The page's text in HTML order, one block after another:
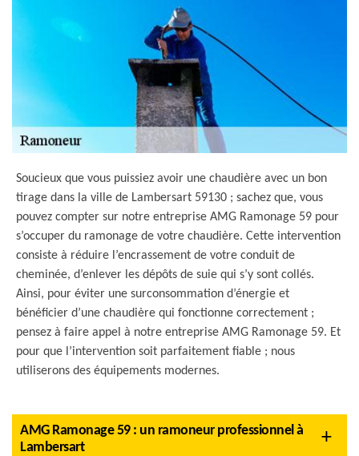
Soucieux que vous puissiez avoir une chaudière avec un bon
tirage dans la ville de Lambersart 59130 ; sachez que, vous
pouvez compter sur notre entreprise AMG Ramonage 59 pour
s’occuper du ramonage de votre chaudière. Cette intervention
consiste à réduire l’encrassement de votre conduit de
cheminée, d’enlever les dépôts de suie qui s’y sont collés.
Ainsi, pour éviter une surconsommation d’énergie et
bénéficier d’une chaudière qui fonctionne correctement ;
pensez à faire appel à notre entreprise AMG Ramonage 59. Et
pour que l’intervention soit parfaitement fiable ; nous
utiliserons des équipements modernes.
AMG Ramonage 59 : un ramoneur professionnel à
Lambersart